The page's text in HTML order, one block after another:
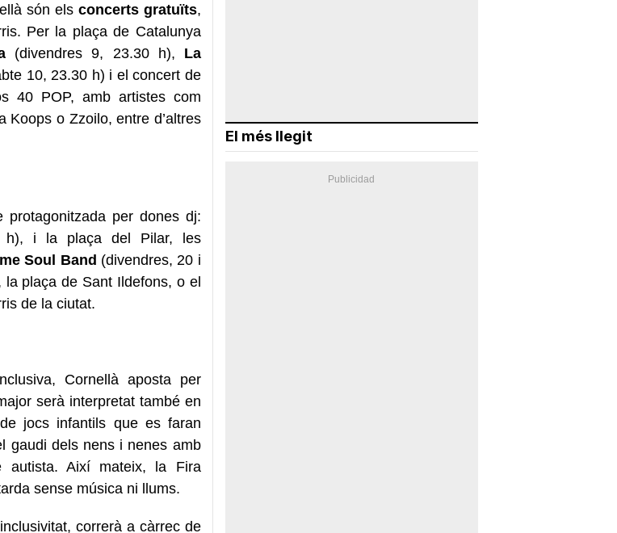
són els concerts gratuïts,
Per la plaça de Catalunya
(divendres 9, 23.30 h), La
10, 23.30 h) i el concert de
40 POP, amb artistes com
Koops o Zzoilo, entre d’altres
per dones dj:
h), i la plaça del Pilar, les
Soul Band (divendres, 20 i
plaça de Sant Ildefons, o el
de la ciutat.
Cornellà aposta per
serà interpretat també en
jocs infantils que es faran
gaudi dels nens i nenes amb
autista. Així mateix, la Fira
sense música ni llums.
correrà a càrrec de
El més llegit